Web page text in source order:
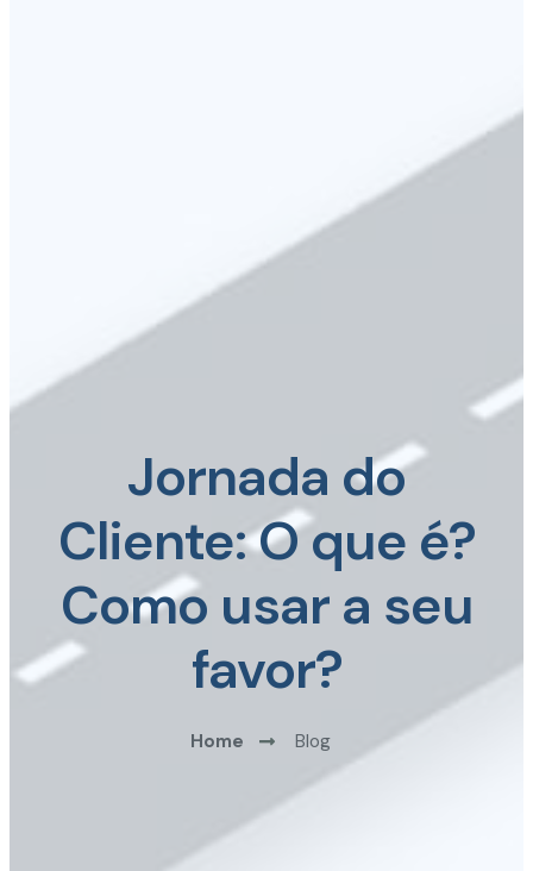
Jornada do
Cliente: O que é?
Como usar a seu
favor?
Home Blog